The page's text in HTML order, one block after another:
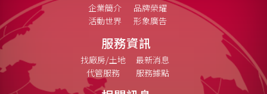
企業簡介
品牌榮耀
活動世界
形象廣告
服務資訊
找廠房/土地
最新消息
代管服務
服務據點